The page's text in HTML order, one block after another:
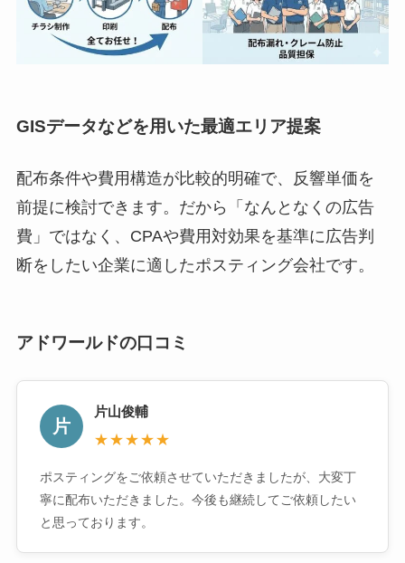
GISデータなどを用いた最適エリア提案
配布条件や費用構造が比較的明確で、反響単価を
前提に検討できます。だから「なんとなくの広告
費」ではなく、CPAや費用対効果を基準に広告判
断をしたい企業に適したポスティング会社です。
アドワールドの口コミ
片
片山俊輔
★★★★★
ポスティングをご依頼させていただきましたが、大変丁
寧に配布いただきました。今後も継続してご依頼したい
と思っております。